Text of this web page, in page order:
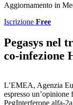
Aggiornamento in
Iscrizione Free
Pegasys nel
co-infezione
L’EMEA, Agenzia
espresso
PegInterferone alfa-